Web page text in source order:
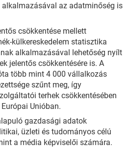
az adatminőség is
csökkentése mellett
külkereskedelem statisztika
alkalmazásával lehetőség nyílt
jelentős csökkentésére is. A
több mint 4 000 vállalkozás
szűnt meg, így
terhek csökkentésében
Unióban.
gazdasági adatok
üzleti és tudományos célú
a média képviselői számára.